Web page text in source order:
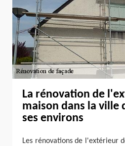
La rénovation de
maison dans la ville
ses environs
Les rénovations de l'extérieur